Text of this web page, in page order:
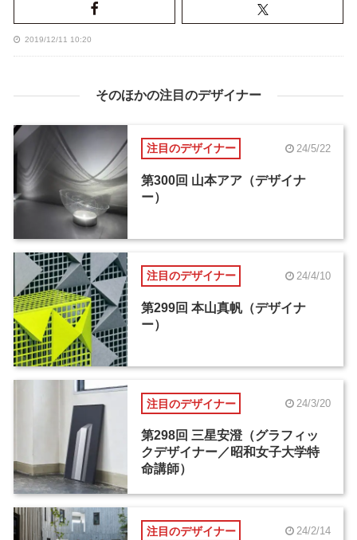
2019/12/11 10:20
そのほかの注目のデザイナー
注目のデザイナー 24/5/22
第300回 山本アア（デザイナ
ー）
注目のデザイナー 24/4/10
第299回 本山真帆（デザイナ
ー）
注目のデザイナー 24/3/20
第298回 三星安澄（グラフィッ
クデザイナー／昭和女子大学特
命講師）
注目のデザイナー 24/2/14